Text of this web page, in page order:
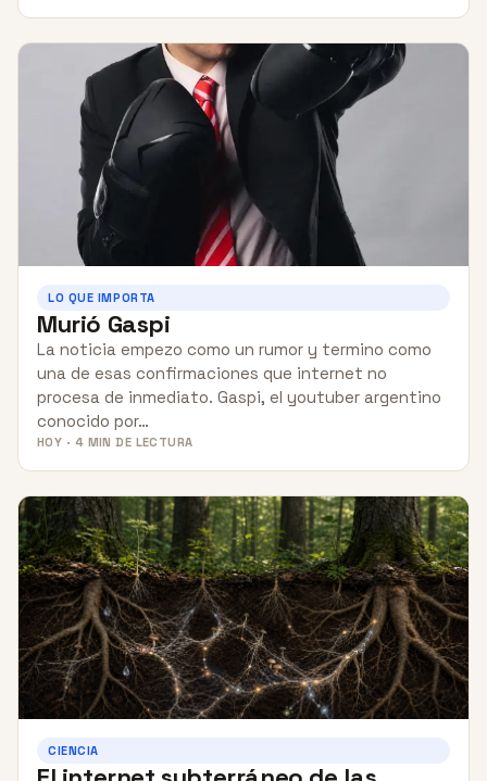
LO QUE IMPORTA
Murió Gaspi
La noticia empezo como un rumor y termino como
una de esas confirmaciones que internet no
procesa de inmediato. Gaspi, el youtuber argentino
conocido por…
HOY · 4 MIN DE LECTURA
CIENCIA